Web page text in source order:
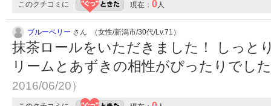
このクチコミに 現在： 0 人
ブルーベリー さん （女性/新潟市/30代/Lv.71）
抹茶ロールをいただきました！ しっと
リームとあずきの相性がぴったりでし
2016/06/20）